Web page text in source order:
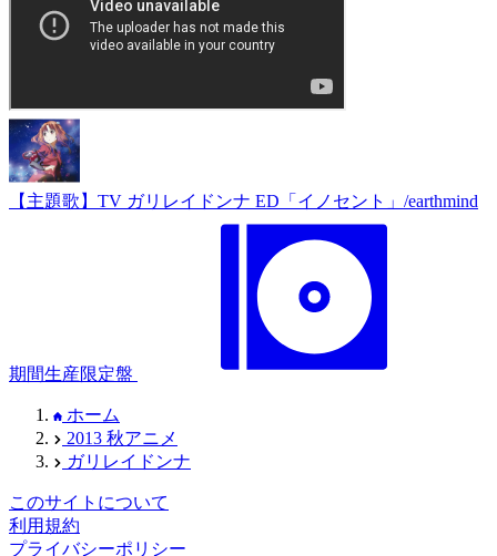
【主題歌】TV ガリレイドンナ ED「イノセント」/earthmind
期間生産限定盤
ホーム
2013 秋アニメ
ガリレイドンナ
このサイトについて
利用規約
プライバシーポリシー